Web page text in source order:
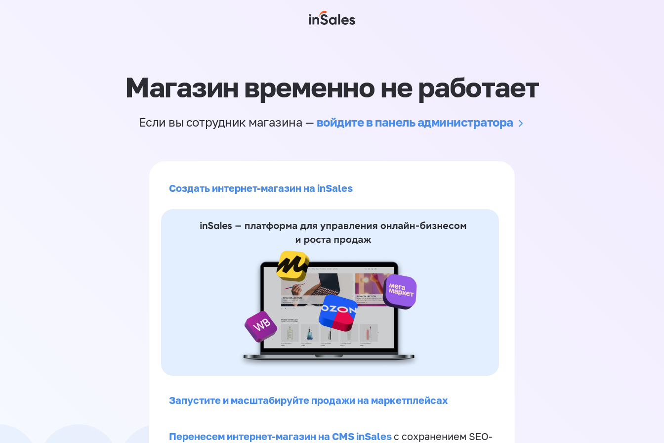
Магазин временно не работает
Если вы сотрудник магазина — войдите в панель администратора
Создать интернет-магазин на inSales
Запустите и масштабируйте продажи на маркетплейсах
Перенесем интернет-магазин на CMS inSales с сохранением SEO-